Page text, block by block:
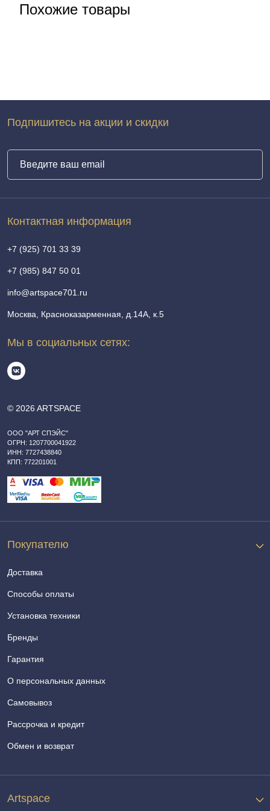
Похожие товары
© 2026 ARTSPACE
ООО "АРТ СПЭЙС"
ОГРН: 1207700041922
ИНН: 7727438840
КПП: 772201001
Покупателю
Доставка
Способы оплаты
Установка техники
Бренды
Гарантия
О персональных данных
Самовывоз
Рассрочка и кредит
Обмен и возврат
Artspace
Контактная информация
+7 (925) 701 33 39
+7 (985) 847 50 01
info@artspace701.ru
Москва, Красноказарменная, д.14А, к.5
Мы в социальных сетях:
Подпишитесь на акции и скидки